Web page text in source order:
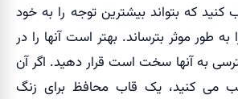
که بتواند بیشترین توجه را به خود
طور موثر بترساند. بهتر است آنها را در
به آنها سخت است قرار دهید. اگر آن
می کنید، یک قاب محافظ برای زنگ